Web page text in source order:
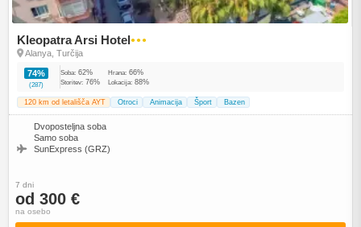
Kleopatra Arsi Hotel●●●
Alanya, Turčija
74%
(287)
Soba: 62% Hrana: 66%
Storitev: 76% Lokacija: 88%
120 km od letališča AYT Otroci Animacija Šport Bazen
Dvoposteljna soba
Samo soba
SunExpress (GRZ)
7 dni
od 300 €
na osebo